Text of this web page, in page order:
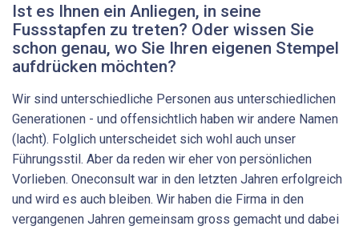
Ist es Ihnen ein Anliegen, in seine
Fussstapfen zu treten? Oder wissen Sie
schon genau, wo Sie Ihren eigenen Stempel
aufdrücken möchten?
Wir sind unterschiedliche Personen aus unterschiedlichen
Generationen - und offensichtlich haben wir andere Namen
(lacht). Folglich unterscheidet sich wohl auch unser
Führungsstil. Aber da reden wir eher von persönlichen
Vorlieben. Oneconsult war in den letzten Jahren erfolgreich
und wird es auch bleiben. Wir haben die Firma in den
vergangenen Jahren gemeinsam gross gemacht und dabei